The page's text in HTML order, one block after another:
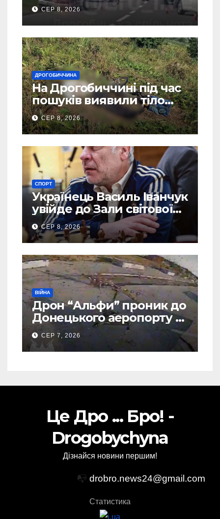
СЕР 8, 2026
ДРОГОБИЧЧИНА
На Дрогобиччині під час
пошуків виявили тіло
зниклого чоловіка
СЕР 8, 2026
СПОРТ
Українець Василь Іванчук
увійде до Зали світової
шахової слави
СЕР 8, 2026
ВІЙНА
Дрон “Альфи” проник до
Донецького аеропорту та
спалив “Шахед” ще до
запуску
СЕР 7, 2026
Це Дро ... Бро! -
Drogobychyna
Дізнайся новини першим!
📭 drobro.news24@gmail.com
Статистика